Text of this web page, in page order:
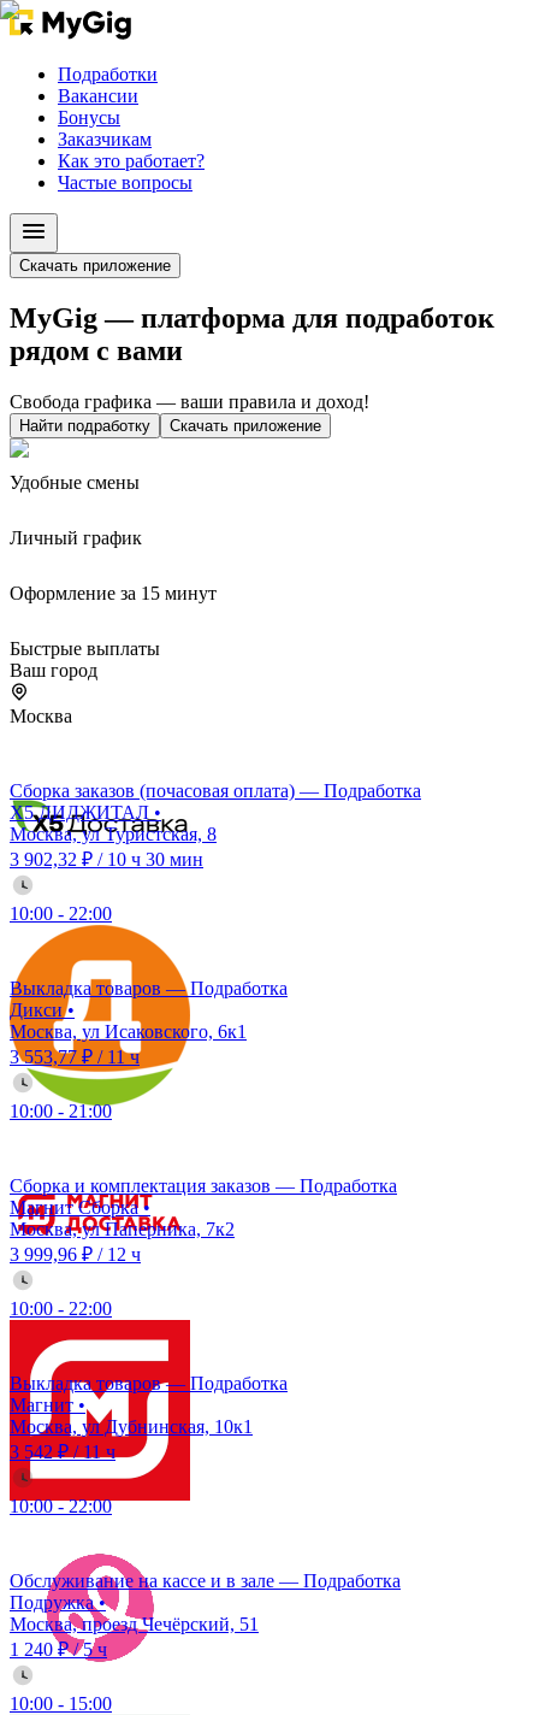
Подработки
Вакансии
Бонусы
Заказчикам
Как это работает?
Частые вопросы
Скачать приложение
MyGig — платформа для подработок
рядом с вами
Свобода графика — ваши правила и доход!
Найти подработку Скачать приложение
Удобные смены
Личный график
Оформление за 15 минут
Быстрые выплаты
Ваш город
Москва
Сборка заказов (почасовая оплата) — Подработка
X5 ДИДЖИТАЛ •
Москва, ул Туристская, 8
3 902,32 ₽ / 10 ч 30 мин
10:00 - 22:00
Выкладка товаров — Подработка
Дикси•
Москва, ул Исаковского, 6к1
3 553,77 ₽ / 11 ч
10:00 - 21:00
Сборка и комплектация заказов — Подработка
Магнит Сборка •
Москва, ул Паперника, 7к2
3 999,96 ₽ / 12 ч
10:00 - 22:00
Выкладка товаров — Подработка
Магнит •
Москва, ул Дубнинская, 10к1
3 542 ₽ / 11 ч
10:00-22:00
Обслуживание на кассе и в зале — Подработка
Подружка•
Москва, проезд Чечёрский, 51
1 240 ₽/5 ч
10:00 - 15:00